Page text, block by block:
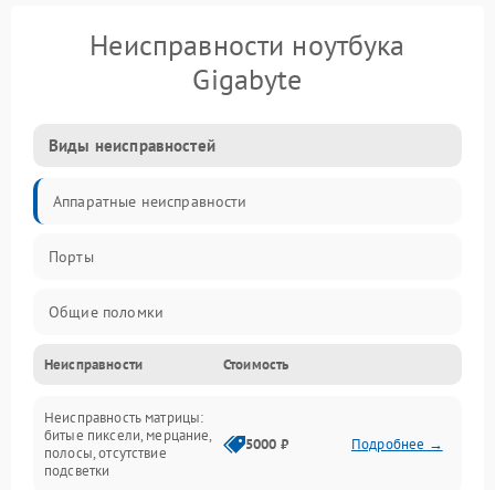
Неисправности ноутбука
Gigabyte
Виды неисправностей
Аппаратные неисправности
Порты
Общие поломки
Устройства
Программные ошибки
Электрические и системные сбои
Неисправности Стоимость
Неисправность матрицы:
битые пиксели, мерцание,
полосы, отсутствие
подсветки
5000 ₽ Подробнее →